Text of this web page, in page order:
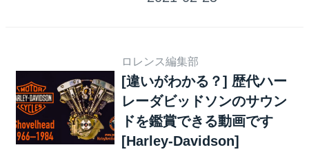
クに乗ってロードレースを楽
そして生まれたのがビューエ
ルの初作「RW750」なのです
が、この車両には英国の"あの
映画"にも登場した、"あのバイ
ク"との縁があったので
ロレンス編集部
[違いがわかる？] 歴代ハー
レーダビッドソンのサウン
ドを鑑賞できる動画です
[Harley-Davidson]